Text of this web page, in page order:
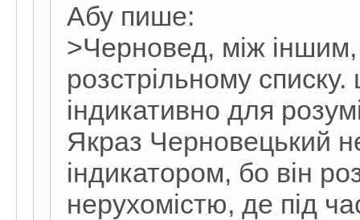
Абу пише:
>Черновед, між
розстрільному
індикативно для
Якраз Черновецький
індикатором, бо він
нерухомістю, де під